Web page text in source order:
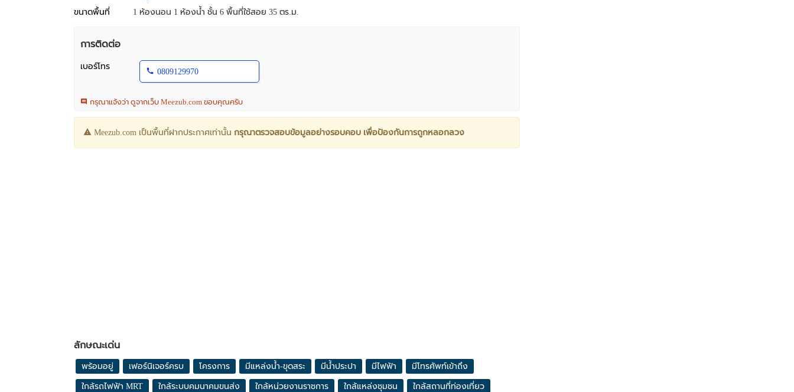
ขนาดพื้นที่
1 ห้องนอน 1 ห้องน้ำ ชั้น 6 พื้นที่ใช้สอย 35 ตร.ม.
การติดต่อ
เบอร์โทร
0809129970
กรุณาแจ้งว่า ดูจากเว็บ Meezub.com ขอบคุณครับ
Meezub.com เป็นพื้นที่ฝากประกาศเท่านั้น กรุณาตรวจสอบข้อมูลอย่างรอบคอบ เพื่อป้องกันการถูกหลอกลวง
ลักษณะเด่น
พร้อมอยู่ เฟอร์นิเจอร์ครบ โครงการ มีแหล่งน้ำ-ขุดสระ มีน้ำประปา มีไฟฟ้า มีโทรศัพท์เข้าถึง
ใกล้รถไฟฟ้า MRT ใกล้ระบบคมนาคมขนส่ง ใกล้หน่วยงานราชการ ใกล้แหล่งชุมชน ใกล้สถานที่ท่องเที่ยว